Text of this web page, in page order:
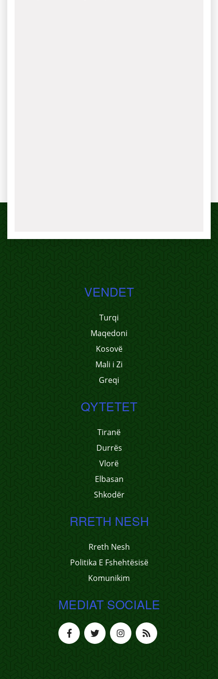
VENDET
Turqi
Maqedoni
Kosovë
Mali i Zi
Greqi
QYTETET
Tiranë
Durrës
Vlorë
Elbasan
Shkodër
RRETH NESH
Rreth Nesh
Politika E Fshehtësisë
Komunikim
MEDIAT SOCIALE